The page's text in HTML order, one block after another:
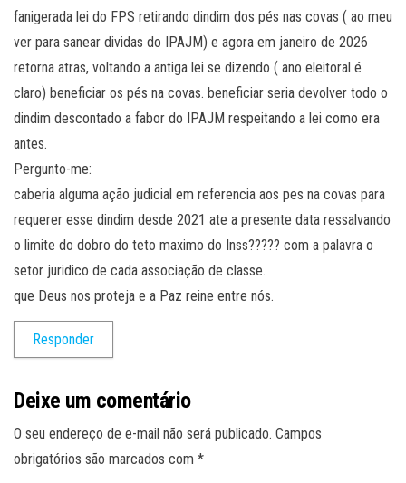
fanigerada lei do FPS retirando dindim dos pés nas covas ( ao meu
ver para sanear dividas do IPAJM) e agora em janeiro de 2026
retorna atras, voltando a antiga lei se dizendo ( ano eleitoral é
claro) beneficiar os pés na covas. beneficiar seria devolver todo o
dindim descontado a fabor do IPAJM respeitando a lei como era
antes.
Pergunto-me:
caberia alguma ação judicial em referencia aos pes na covas para
requerer esse dindim desde 2021 ate a presente data ressalvando
o limite do dobro do teto maximo do Inss????? com a palavra o
setor juridico de cada associação de classe.
que Deus nos proteja e a Paz reine entre nós.
Responder
Deixe um comentário
O seu endereço de e-mail não será publicado. Campos
obrigatórios são marcados com *